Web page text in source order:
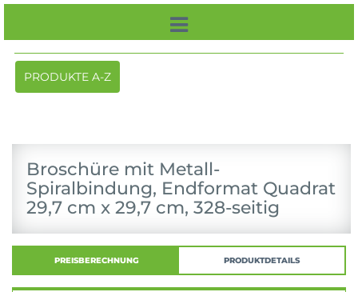
Toggle
navigation
PRODUKTE A-Z
Broschüre mit Metall-
Spiralbindung, Endformat Quadrat
29,7 cm x 29,7 cm, 328-seitig
PREISBERECHNUNG PRODUKTDETAILS